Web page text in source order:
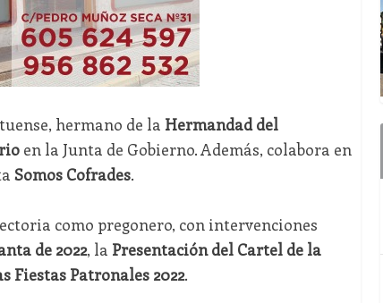
hermano de la Hermandad del
en la Junta de Gobierno. Además, colabora en
Somos Cofrades.
como pregonero, con intervenciones
de 2022, la Presentación del Cartel de la
Fiestas Patronales 2022.